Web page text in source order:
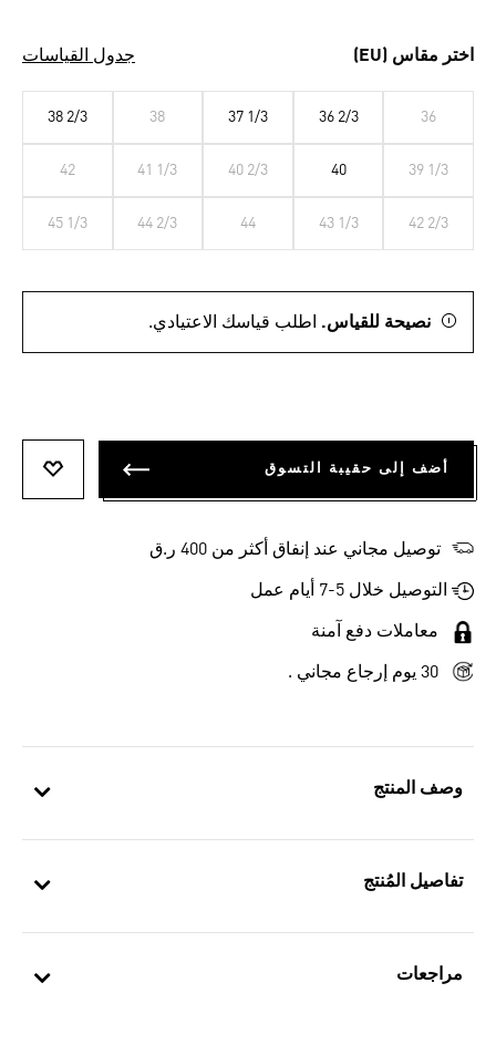
وصف المنتج
تفاصيل المُنتج
مراجعات
اختر مقاس (EU) جدول القياسات
36
36 2/3
37 1/3
38
38 2/3
39 1/3
40
40 2/3
41 1/3
42
42 2/3
43 1/3
44
44 2/3
45 1/3
نصيحة للقياس. اطلب قياسك الاعتيادي.
أضف إلى حقيبة التسوق
توصيل مجاني عند إنفاق أكثر من 400 ر.ق
التوصيل خلال 5-7 أيام عمل
معاملات دفع آمنة